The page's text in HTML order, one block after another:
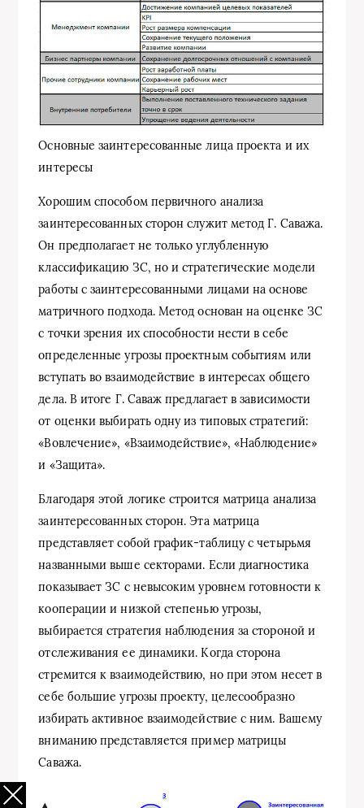
Основные заинтересованные лица проекта и их
интересы
Хорошим способом первичного анализа
заинтересованных сторон служит метод Г. Саважа.
Он предполагает не только углубленную
классификацию ЗС, но и стратегические модели
работы с заинтересованными лицами на основе
матричного подхода. Метод основан на оценке ЗС
с точки зрения их способности нести в себе
определенные угрозы проектным событиям или
вступать во взаимодействие в интересах общего
дела. В итоге Г. Саваж предлагает в зависимости
от оценки выбирать одну из типовых стратегий:
«Вовлечение», «Взаимодействие», «Наблюдение»
и «Защита».
Благодаря этой логике строится матрица анализа
заинтересованных сторон. Эта матрица
представляет собой график-таблицу с четырьмя
названными выше секторами. Если диагностика
показывает ЗС с невысоким уровнем готовности к
кооперации и низкой степенью угрозы,
выбирается стратегия наблюдения за стороной и
отслеживания ее динамики. Когда сторона
стремится к взаимодействию, но при этом несет в
себе большие угрозы проекту, целесообразно
избирать активное взаимодействие с ним. Вашему
вниманию представляется пример матрицы
Саважа.